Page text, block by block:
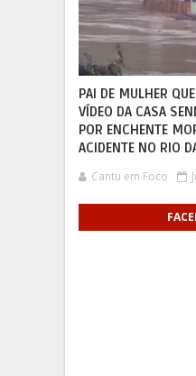
PAI DE MULHER
VÍDEO DA CASA
POR ENCHENTE
ACIDENTE NO RIO
Cantu em Foco